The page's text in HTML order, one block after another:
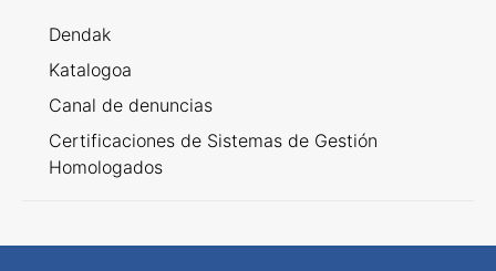
Dendak
Katalogoa
Canal de denuncias
Certificaciones de Sistemas de Gestión
Homologados